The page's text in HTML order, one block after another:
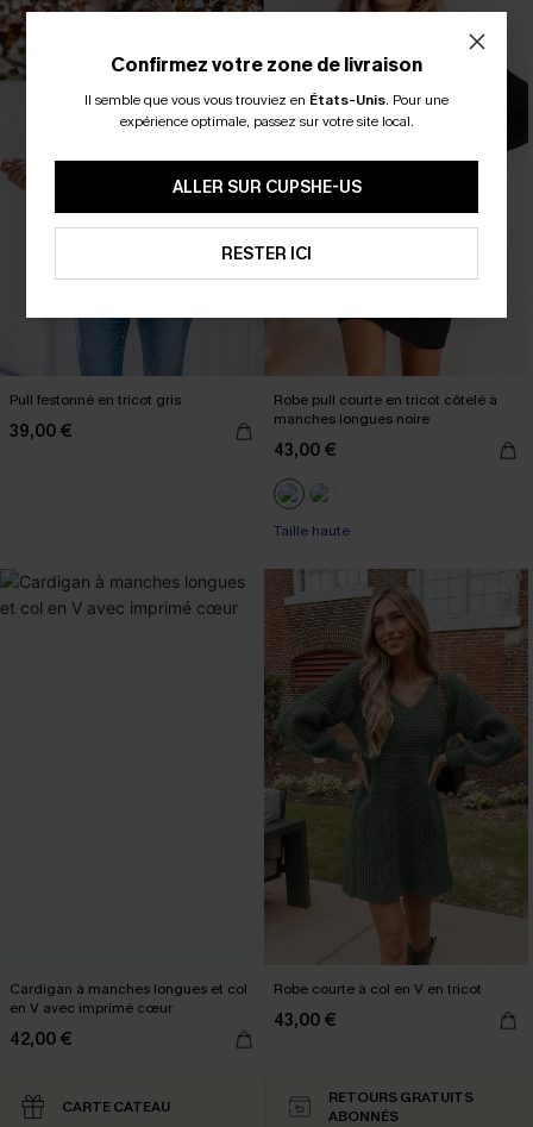
Pull festonné en tricot gris
39,00 €
Robe pull courte en tricot côtelé à
manches longues noire
43,00 €
Taille haute
Cardigan à manches longues et col
en V avec imprimé cœur
42,00 €
Robe courte à col en V en tricot
43,00 €
Confirmez votre zone de livraison
Il semble que vous vous trouviez en États-Unis. Pour une
expérience optimale, passez sur votre site local.
ALLER SUR CUPSHE-US
RESTER ICI
CARTE CATEAU
RETOURS GRATUITS
ABONNÉS